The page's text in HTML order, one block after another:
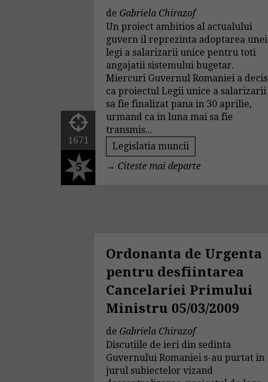
de Gabriela Chirazof
Un proiect ambitios al actualului
guvern il reprezinta adoptarea unei
legi a salarizarii unice pentru toti
angajatii sistemului bugetar.
Miercuri Guvernul Romaniei a decis
ca proiectul Legii unice a salarizarii
sa fie finalizat pana in 30 aprilie,
urmand ca in luna mai sa fie
transmis...
Legislatia muncii
→ Citeste mai departe
1671
5
Ordonanta de Urgenta
pentru desfiintarea
Cancelariei Primului
Ministru 05/03/2009
de Gabriela Chirazof
Discutiile de ieri din sedinta
Guvernului Romaniei s-au purtat in
jurul subiectelor vizand